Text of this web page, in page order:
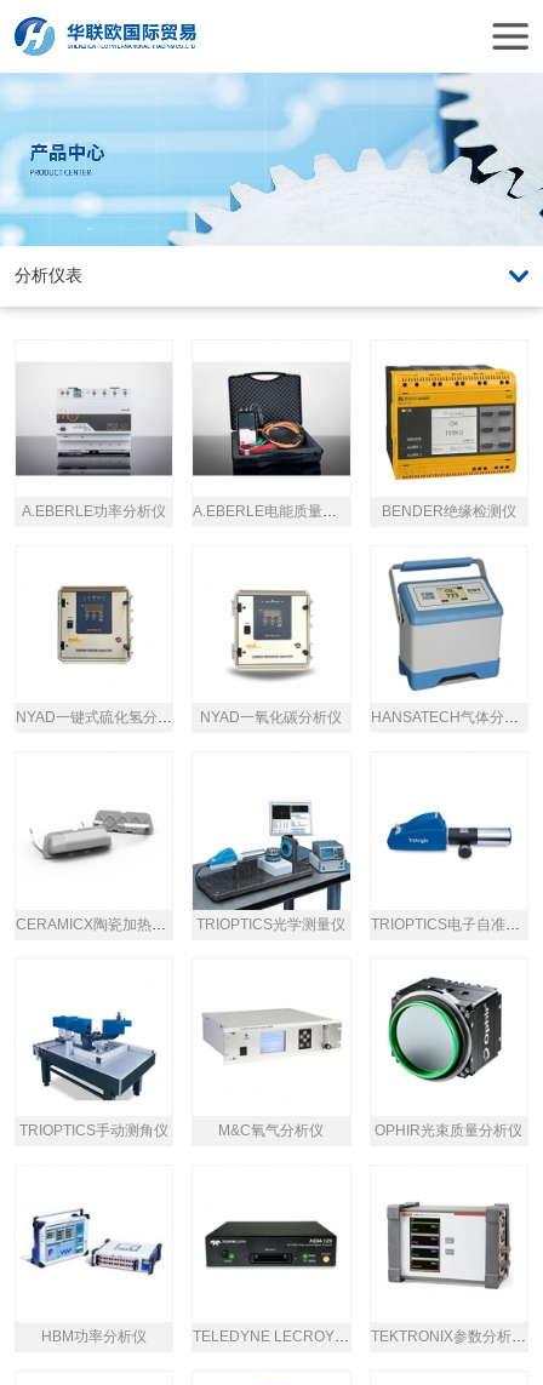
A.EBERLE功率分析仪 A.EBERLE电能质量网络分析仪 BENDER绝缘检测仪
NYAD一键式硫化氢分析仪 NYAD一氧化碳分析仪 HANSATECH气体分析仪
CERAMICX陶瓷加热元件 TRIOPTICS光学测量仪 TRIOPTICS电子自准直仪
TRIOPTICS手动测角仪 M&C氧气分析仪 OPHIR光束质量分析仪
HBM功率分析仪 TELEDYNE LECROY逻辑分析仪HDA125 TEKTRONIX参数分析仪4200A-SCS